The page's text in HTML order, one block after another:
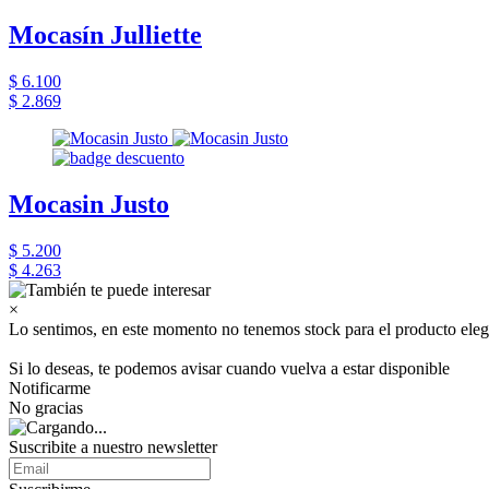
Mocasín Julliette
$ 6.100
$ 2.869
Mocasin Justo
$ 5.200
$ 4.263
×
Lo sentimos, en este momento no tenemos stock para el producto
Si lo deseas, te podemos avisar cuando vuelva a estar disponible
Notificarme
No gracias
Suscribite a nuestro newsletter